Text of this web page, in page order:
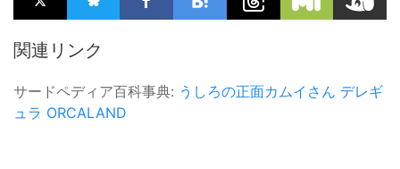
関連リンク
サードペディア百科事典: うしろの正面カムイさん デレギ
ュラ ORCALAND